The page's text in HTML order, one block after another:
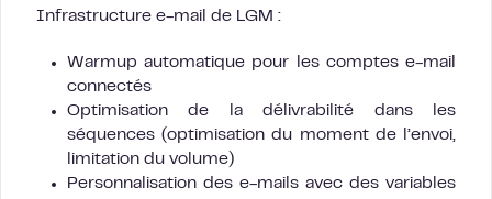
Infrastructure e-mail de LGM :
Warmup automatique pour les comptes e-mail
connectés
Optimisation de la délivrabilité dans les
séquences (optimisation du moment de l’envoi,
limitation du volume)
Personnalisation des e-mails avec des variables